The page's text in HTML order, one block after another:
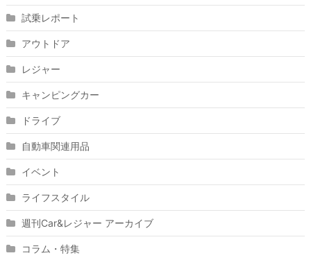
試乗レポート
アウトドア
レジャー
キャンピングカー
ドライブ
自動車関連用品
イベント
ライフスタイル
週刊Car&レジャー アーカイブ
コラム・特集